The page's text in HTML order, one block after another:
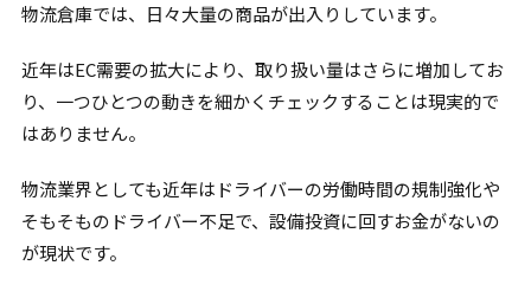
物流倉庫では、日々大量の商品が出入りしています。
近年はEC需要の拡大により、取り扱い量はさらに増加してお
り、一つひとつの動きを細かくチェックすることは現実的で
はありません。
物流業界としても近年はドライバーの労働時間の規制強化や
そもそものドライバー不足で、設備投資に回すお金がないの
が現状です。